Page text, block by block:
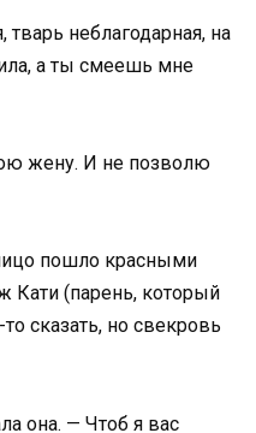
неблагодарная, на
а ты смеешь мне
жену. И не позволю
пошло красными
Кати (парень, который
сказать, но свекровь
она. — Чтоб я вас